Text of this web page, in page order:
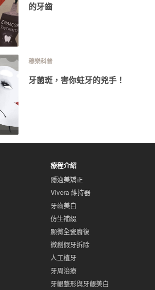
的牙齒
穆樂科普
牙菌斑，害你蛀牙的兇手！
療程介紹
隱適美矯正
Vivera 維持器
牙齒美白
仿生補綴
顯微全瓷膺復
微創假牙拆除
人工植牙
牙周治療
牙齦整形與牙齦美白